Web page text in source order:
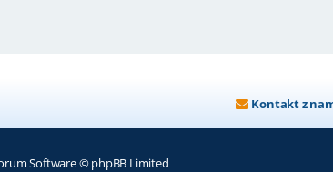
Kontakt z
Software © phpBB Limited